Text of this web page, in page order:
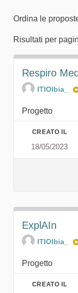
Ordina le
Risultati per
Respiro
ITIOlbia_
Progetto
CREATO IL
18/05/2023
ExplAIn
ITIOlbia_
Progetto
CREATO IL